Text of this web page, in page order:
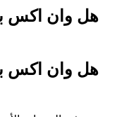
هل وان اكس
هل وان اكس